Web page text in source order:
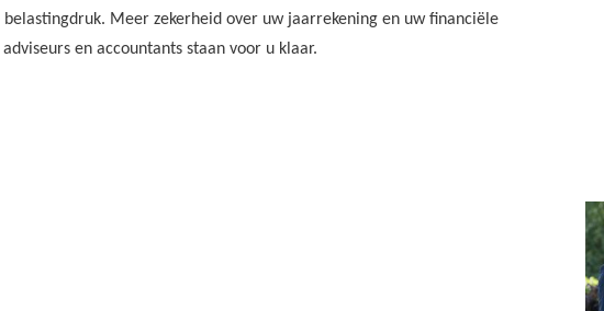
Meer zekerheid over uw jaarrekening en uw financiële
en accountants staan voor u klaar.